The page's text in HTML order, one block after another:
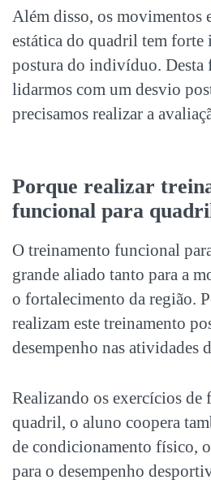
Além disso, os movimentos
estática do quadril tem forte
postura do indivíduo. Desta
lidarmos com um desvio
precisamos realizar a
Porque realizar
funcional para
O treinamento funcional
grande aliado tanto para a
o fortalecimento da região.
realizam este treinamento
desempenho nas atividades
Realizando os exercícios de
quadril, o aluno coopera
de condicionamento físico,
para o desempenho